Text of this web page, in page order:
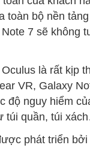
toàn bộ nền
7 sẽ không
là rất kịp
VR, Galaxy
độ nguy hiểm
túi quần, túi
phát triển